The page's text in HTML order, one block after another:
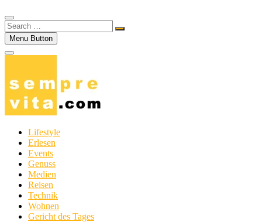
Search
…Menu Button
Lifestyle
Erlesen
Events
Genuss
Medien
Reisen
Technik
Wohnen
Gericht des Tages